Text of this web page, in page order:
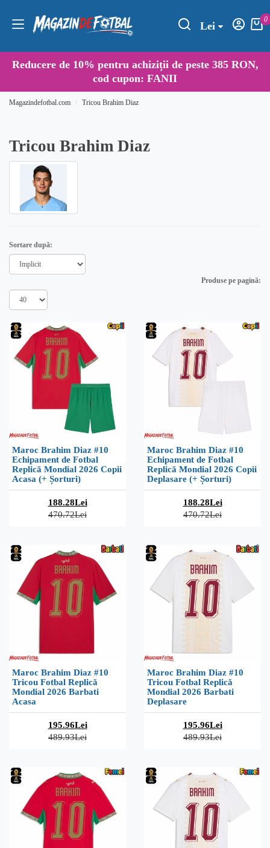
Lei
0
Reducere de 10% pentru achiziții de peste 385 RON,
cod cupon: FANII
Magazindefotbal.com Tricou Brahim Diaz
Tricou Brahim Diaz
Sortare după:
Produse pe pagină:
Maroc Brahim Diaz #10
Echipament de Fotbal
Replică Mondial 2026 Copii
Acasa (+ Șorturi)
188.28Lei
470.72Lei
Maroc Brahim Diaz #10
Echipament de Fotbal
Replică Mondial 2026 Copii
Deplasare (+ Șorturi)
188.28Lei
470.72Lei
Maroc Brahim Diaz #10
Tricou Fotbal Replică
Mondial 2026 Barbati
Acasa
195.96Lei
489.93Lei
Maroc Brahim Diaz #10
Tricou Fotbal Replică
Mondial 2026 Barbati
Deplasare
195.96Lei
489.93Lei